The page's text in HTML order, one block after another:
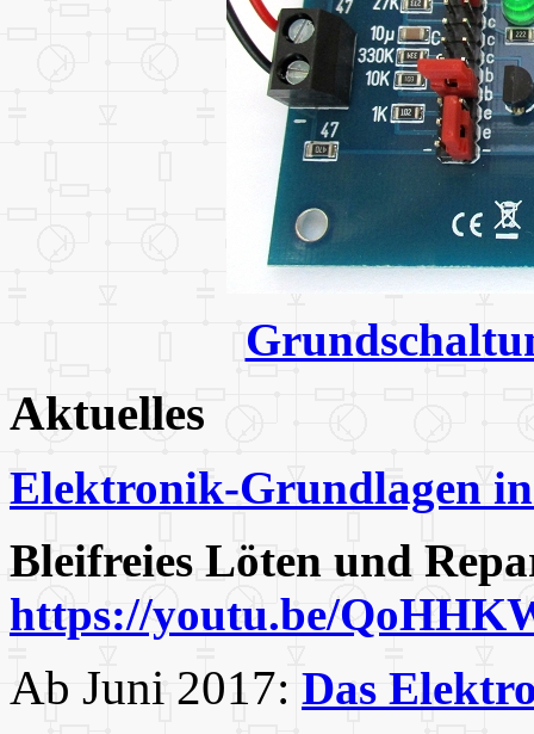
Aktuelles
Elektronik-Grundlagen
Bleifreies Löten und
https://youtu.be/
Ab Juni 2017: Das